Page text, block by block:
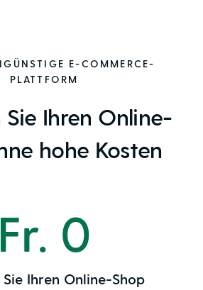
E-COMMERCE-
PLATTFORM
Ihren Online-
hohe Kosten
Fr. 0
Ihren Online-Shop